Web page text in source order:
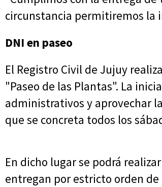
circunstancia permitiremos la
DNI en paseo
El Registro Civil de Jujuy
"Paseo de las Plantas". La
administrativos y aprovechar
que se concreta todos los
En dicho lugar se podrá
entregan por estricto orden de